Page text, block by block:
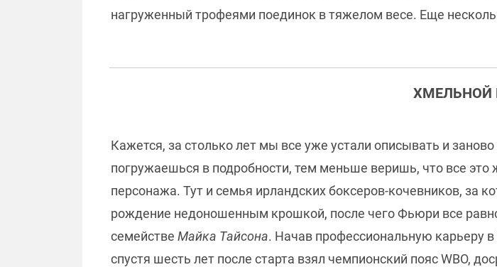
нагруженный трофеями поединок в тяжелом весе. Еще
ХМЕЛЬНОЙ
Кажется, за столько лет мы все уже устали описывать и
погружаешься в подробности, тем меньше веришь, что все это
персонажа. Тут и семья ирландских боксеров-кочевников, за
рождение недоношенным крошкой, после чего Фьюри все
семействе Майка Тайсона. Начав профессиональную карьеру
спустя шесть лет после старта взял чемпионский пояс WBO,